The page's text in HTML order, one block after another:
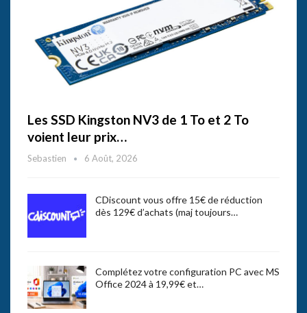
Les SSD Kingston NV3 de 1 To et 2 To
voient leur prix…
Sebastien 6 Août, 2026
CDiscount vous offre 15€ de réduction
dès 129€ d’achats (maj toujours…
Complétez votre configuration PC avec MS
Office 2024 à 19,99€ et…